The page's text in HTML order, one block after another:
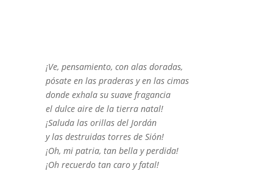
¡Ve, pensamiento, con alas doradas,
pósate en las praderas y en las cimas
donde exhala su suave fragancia
el dulce aire de la tierra natal!
¡Saluda las orillas del Jordán
y las destruidas torres de Sión!
¡Oh, mi patria, tan bella y perdida!
¡Oh recuerdo tan caro y fatal!